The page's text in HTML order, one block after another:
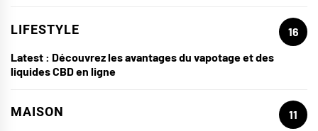
LIFESTYLE
16
Latest : Découvrez les avantages du vapotage et des
liquides CBD en ligne
MAISON
11